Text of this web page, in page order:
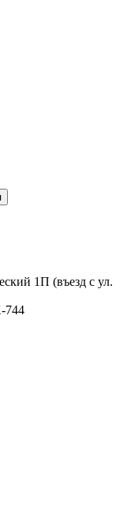
1П (въезд с ул.
744